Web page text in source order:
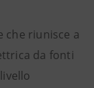
che riunisce a
da fonti